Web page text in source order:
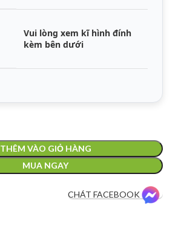
Vui lòng xem kĩ hình đính
kèm bên dưới
THÊM VÀO GIỎ HÀNG
MUA NGAY
CHÁT FACEBOOK